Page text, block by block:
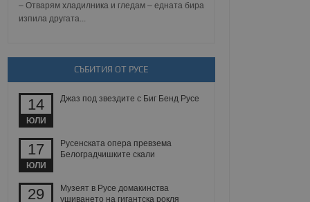
– Отварям хладилника и гледам – едната бира
изпила другата...
СЪБИТИЯ ОТ РУСЕ
14
ЮЛИ
Джаз под звездите с Биг Бенд Русе
17
ЮЛИ
Русенската опера превзема
Белоградчишките скали
29
Музеят в Русе домакинства
ушиването на гигантска рокля
на съгласието на
за тяхното
сесии.
за да се правят
уебсайт.
на
бисквитките,
съответствие и
и
и предоставя
използва